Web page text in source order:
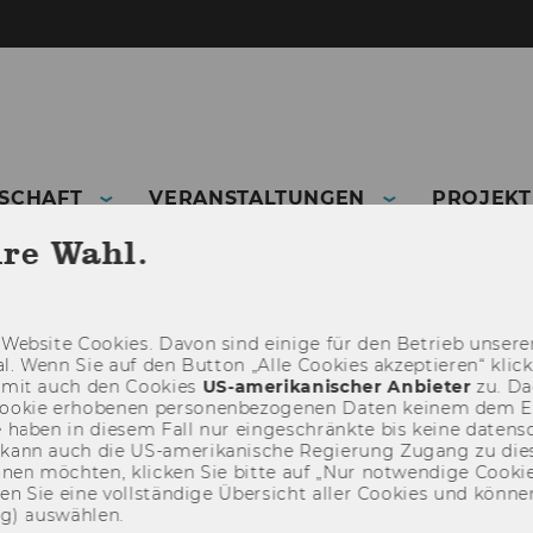
VERANSTALTUNGEN
NEWSLETTER
Wahl.
Coo­kies. Davon sind ei­ni­ge für den Be­trieb
Wenn Sie auf den But­ton „Alle Coo­kies ak­zep­tie­ren“
auch den Coo­kies US-​amerikanischer An­bie­terzu.
er­ho­be­nen per­so­nen­be­zo­ge­nen Daten kei­nem dem
haben in die­sem Fall nur ein­ge­schränk­te bis keine
auch die US-​amerikanische Re­gie­rung Zu­gang zu
möch­ten, kli­cken Sie bitte auf „Nur not­wen­di­ge
Sie eine voll­stän­di­ge Über­sicht aller Coo­kies und
aus­wäh­len.